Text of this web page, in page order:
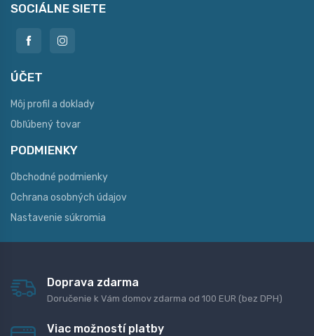
SOCIÁLNE SIETE
ÚČET
Môj profil a doklady
Obľúbený tovar
PODMIENKY
Obchodné podmienky
Ochrana osobných údajov
Nastavenie súkromia
Doprava zdarma
Doručenie k Vám domov zdarma od 100 EUR (bez DPH)
Viac možností platby